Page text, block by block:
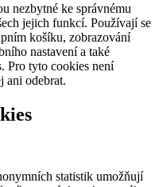
nezbytné ke správnému
jejich funkcí. Používají se
košíku, zobrazování
nastavení a také
Pro tyto cookies není
ani odebrat.
statistik umožňují